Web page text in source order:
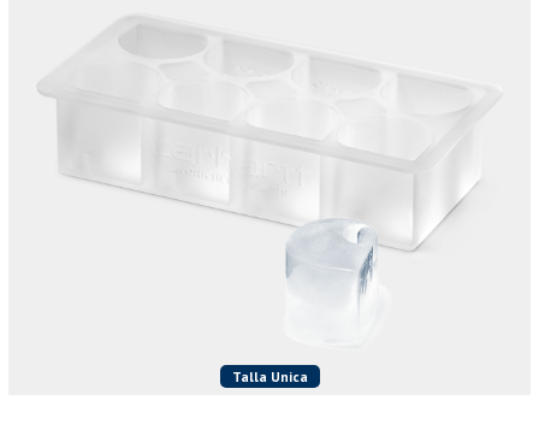
Talla Unica